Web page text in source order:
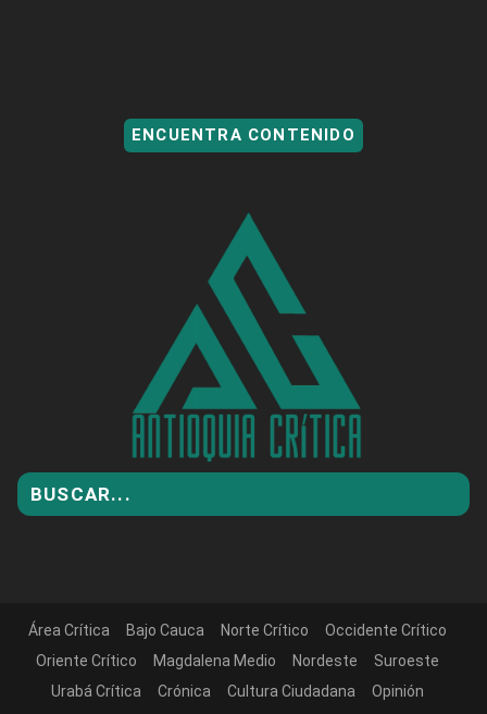
ENCUENTRA CONTENIDO
Área Crítica Bajo Cauca Norte Crítico
Occidente Crítico
Oriente Crítico
Magdalena Medio Nordeste
Suroeste
Urabá Crítica
Crónica Cultura Ciudadana
Opinión